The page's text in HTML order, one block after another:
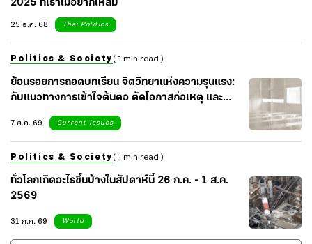
2025 ที่เราไม่อยากให้ลืม
25 ธ.ค. 68
Thai Politics
Politics & Society ( 1 min read )
ย้อนรอยการถอดบทเรียน จิตวิทยาแห่งความรุนแรง:
กับแนวทางการเข้าใจต้นตอ ตัดโอกาสก่อเหตุ และ
เยียวยาจิตใจสังคม
7 ส.ค. 69 Current Issues
Politics & Society ( 1 min read )
ทั่วโลกเกิดอะไรขึ้นบ้างในสัปดาห์นี้ 26 ก.ค. - 1 ส.ค.
2569
31 ก.ค. 69
World